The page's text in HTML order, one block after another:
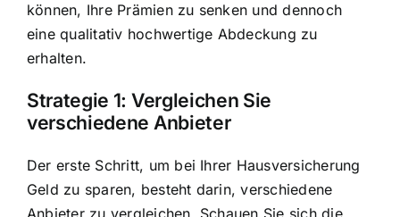
können, Ihre Prämien zu senken und dennoch
eine qualitativ hochwertige Abdeckung zu
erhalten.
Strategie 1: Vergleichen Sie
verschiedene Anbieter
Der erste Schritt, um bei Ihrer Hausversicherung
Geld zu sparen, besteht darin, verschiedene
Anbieter zu vergleichen. Schauen Sie sich die